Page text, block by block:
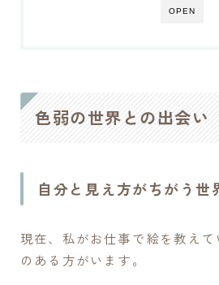
ガラス
実験
用語事典 画材 自作
Tweets by tsugu_atelier
OPEN
色弱の世界との出会い
自分と見え方がちがう世
現在、私がお仕事で絵を教え
のある方がいます。